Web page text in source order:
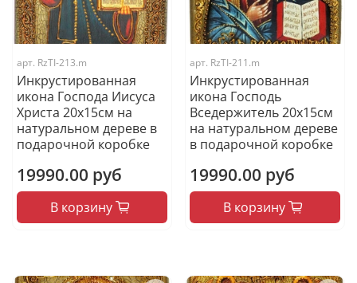
арт. RzTI-213.m
Инкрустированная
икона Господа Иисуса
Христа 20х15см на
натуральном дереве в
подарочной коробке
19990.00 руб
В корзину
арт. RzTI-211.m
Инкрустированная
икона Господь
Вседержитель 20х15см
на натуральном дереве
в подарочной коробке
19990.00 руб
В корзину